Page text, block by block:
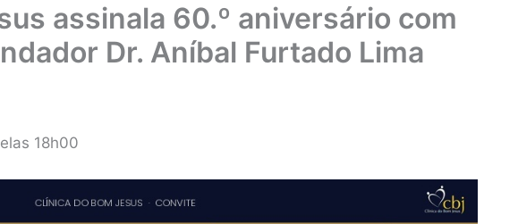
assinala 60.º aniversário com
Dr. Aníbal Furtado Lima
18h00